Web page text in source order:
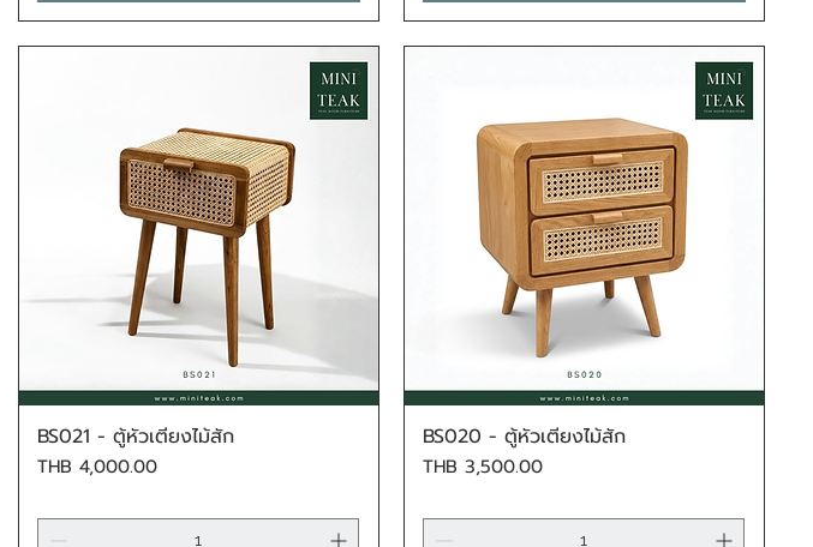
Quick View
BS021 - ตู้หัวเตียงไม้สัก
Price
THB 4,000.00
Quick View
BS020 - ตู้หัวเตียงไม้สัก
Price
THB 3,500.00